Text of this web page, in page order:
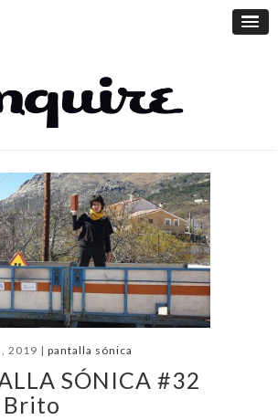
2019 | pantalla sónica
SÓNICA #32
Brito